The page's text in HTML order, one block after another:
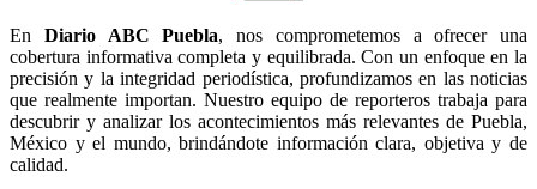
En Diario ABC Puebla, nos comprometemos a ofrecer una
cobertura informativa completa y equilibrada. Con un enfoque en la
precisión y la integridad periodística, profundizamos en las noticias
que realmente importan. Nuestro equipo de reporteros trabaja para
descubrir y analizar los acontecimientos más relevantes de Puebla,
México y el mundo, brindándote información clara, objetiva y de
calidad.